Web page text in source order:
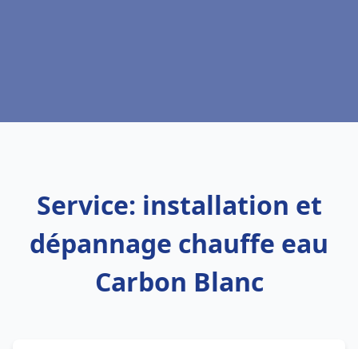
Service: installation et
dépannage chauffe eau
Carbon Blanc